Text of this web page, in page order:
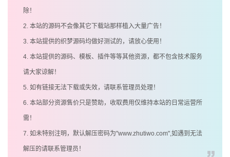
除！
2. 本站的源码不会像其它下载站那样植入大量广告！
3. 本站提供的织梦源码均做好测试的，请放心使用！
4. 本站提供的源码、模板、插件等等其他资源，都不包含技术服务
请大家谅解！
5. 如有链接无法下载或失效，请联系管理员处理！
6. 本站部分资源售价只是赞助，收取费用仅维持本站的日常运营所
需！
7. 如未特别注明，默认解压密码为"www.zhutiwo.com",如遇到无法
解压的请联系管理员！